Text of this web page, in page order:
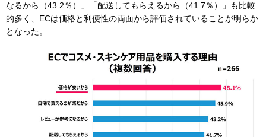
なるから（43.2％）」「配送してもらえるから（41.7％）」も比較
的多く、ECは価格と利便性の両面から評価されていることが明らか
となった。